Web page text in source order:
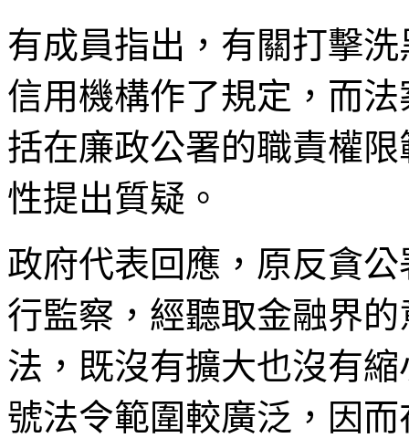
有成員指出，有關打擊
信用機構作了規定，而
括在廉政公署的職責權
性提出質疑。
政府代表回應，原反貪
行監察，經聽取金融界
法，既沒有擴大也沒有
號法令範圍較廣泛，因